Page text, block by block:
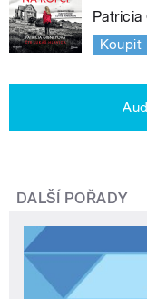
Patricia
Koupit
DALŠÍ POŘADY